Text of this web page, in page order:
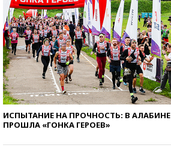
ИСПЫТАНИЕ НА ПРОЧНОСТЬ: В АЛАБИНЕ
ПРОШЛА «ГОНКА ГЕРОЕВ»